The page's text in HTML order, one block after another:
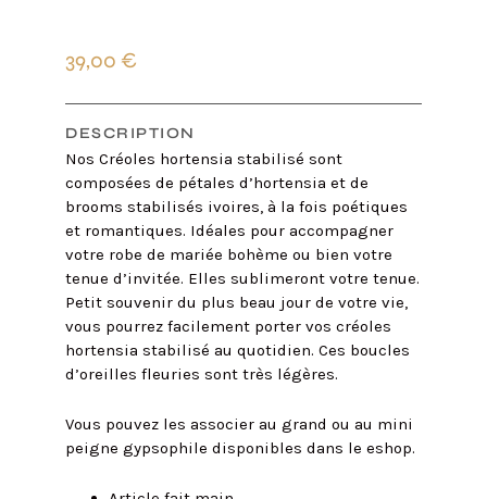
39,00 €
DESCRIPTION
Nos Créoles hortensia stabilisé sont
composées de pétales d’hortensia et de
brooms stabilisés ivoires, à la fois poétiques
et romantiques. Idéales pour accompagner
votre robe de mariée bohème ou bien votre
tenue d’invitée. Elles sublimeront votre tenue.
Petit souvenir du plus beau jour de votre vie,
vous pourrez facilement porter vos créoles
hortensia stabilisé au quotidien. Ces boucles
d’oreilles fleuries sont très légères.
Vous pouvez les associer au grand ou au mini
peigne gypsophile disponibles dans le eshop.